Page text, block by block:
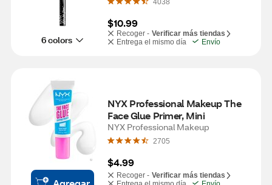
6 colors
4038
$10.99
Recoger - Verificar más tiendas
Entrega el mismo día
Envío
NYX Professional Makeup The
Face Glue Primer, Mini
NYX Professional Makeup
2705
$4.99
Recoger - Verificar más tiendas